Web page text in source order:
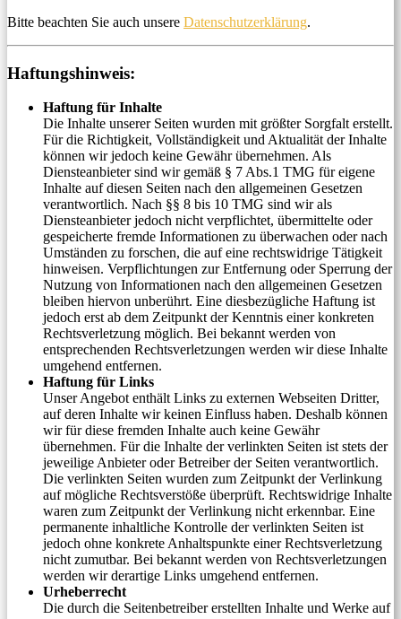
Bitte beachten Sie auch unsere Datenschutzerklärung.
Haftungshinweis:
Haftung für Inhalte
Die Inhalte unserer Seiten wurden mit größter Sorgfalt erstellt.
Für die Richtigkeit, Vollständigkeit und Aktualität der Inhalte
können wir jedoch keine Gewähr übernehmen. Als
Diensteanbieter sind wir gemäß § 7 Abs.1 TMG für eigene
Inhalte auf diesen Seiten nach den allgemeinen Gesetzen
verantwortlich. Nach §§ 8 bis 10 TMG sind wir als
Diensteanbieter jedoch nicht verpflichtet, übermittelte oder
gespeicherte fremde Informationen zu überwachen oder nach
Umständen zu forschen, die auf eine rechtswidrige Tätigkeit
hinweisen. Verpflichtungen zur Entfernung oder Sperrung der
Nutzung von Informationen nach den allgemeinen Gesetzen
bleiben hiervon unberührt. Eine diesbezügliche Haftung ist
jedoch erst ab dem Zeitpunkt der Kenntnis einer konkreten
Rechtsverletzung möglich. Bei bekannt werden von
entsprechenden Rechtsverletzungen werden wir diese Inhalte
umgehend entfernen.
Haftung für Links
Unser Angebot enthält Links zu externen Webseiten Dritter,
auf deren Inhalte wir keinen Einfluss haben. Deshalb können
wir für diese fremden Inhalte auch keine Gewähr
übernehmen. Für die Inhalte der verlinkten Seiten ist stets der
jeweilige Anbieter oder Betreiber der Seiten verantwortlich.
Die verlinkten Seiten wurden zum Zeitpunkt der Verlinkung
auf mögliche Rechtsverstöße überprüft. Rechtswidrige Inhalte
waren zum Zeitpunkt der Verlinkung nicht erkennbar. Eine
permanente inhaltliche Kontrolle der verlinkten Seiten ist
jedoch ohne konkrete Anhaltspunkte einer Rechtsverletzung
nicht zumutbar. Bei bekannt werden von Rechtsverletzungen
werden wir derartige Links umgehend entfernen.
Urheberrecht
Die durch die Seitenbetreiber erstellten Inhalte und Werke auf